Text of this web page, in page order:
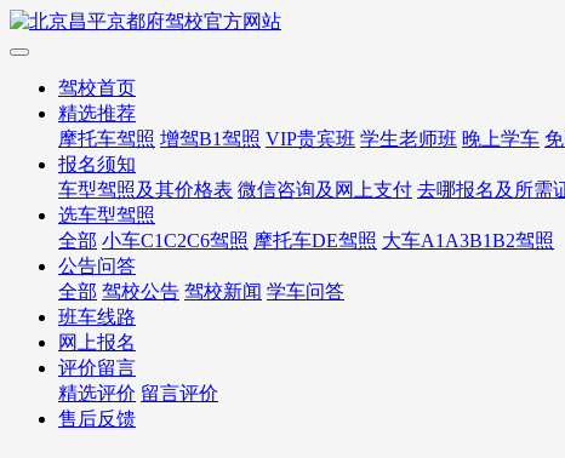
驾校首页
精选推荐
摩托车驾照 增驾B1驾照 VIP贵宾班 学生老师班 晚上学车
报名须知
车型驾照及其价格表 微信咨询及网上支付 去哪报名及所需
选车型驾照
全部 小车C1C2C6驾照 摩托车DE驾照 大车A1A3B1B2驾照
公告问答
全部 驾校公告 驾校新闻 学车问答
班车线路
网上报名
评价留言
精选评价 留言评价
售后反馈